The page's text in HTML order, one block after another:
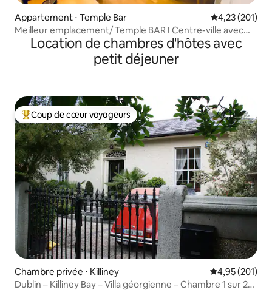
Appartement ⋅ Temple Bar Évaluation
4,23 (201)
Meilleur emplacement/ Temple BAR ! Centre-ville avec
ascenseur
Location de chambres d'hôtes avec
petit déjeuner
Coups de cœur voyageurs les plus appréciés
Coup de cœur voyageurs
Chambre privée ⋅ Killiney Évaluation
4,95 (201)
Dublin – Killiney Bay – Villa géorgienne – Chambre 1 sur 2